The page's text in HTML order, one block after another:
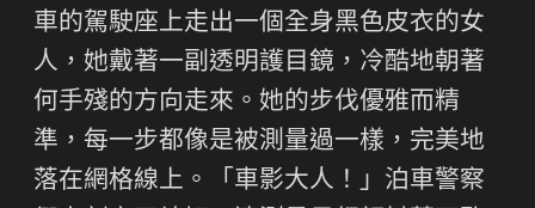
車的駕駛座上走出一個全身黑色皮衣的女
人，她戴著一副透明護目鏡，冷酷地朝著
何手殘的方向走來。她的步伐優雅而精
準，每一步都像是被測量過一樣，完美地
落在網格線上。「車影大人！」泊車警察